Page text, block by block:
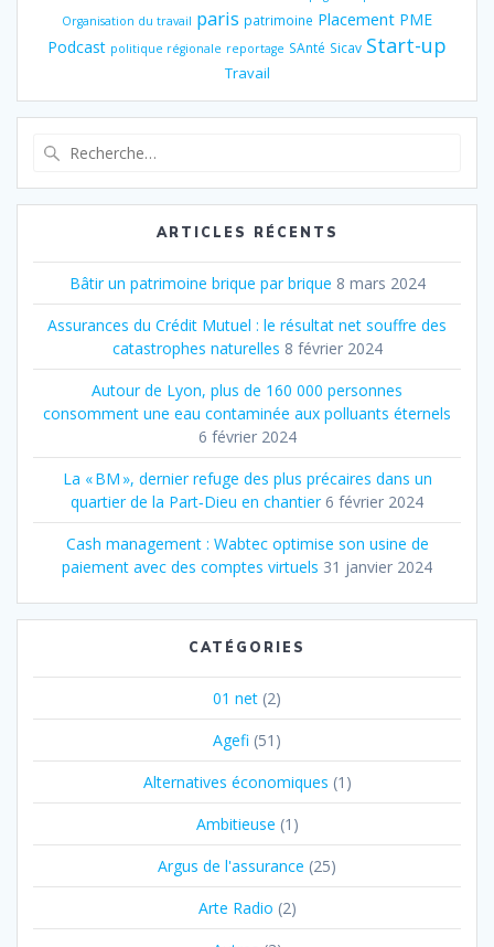
Organisation du travail paris patrimoine Placement PME
Podcast politique régionale reportage SAnté Sicav Start-up
Travail
:
ARTICLES RÉCENTS
Bâtir un patrimoine brique par brique 8 mars 2024
Assurances du Crédit Mutuel : le résultat net souffre des
catastrophes naturelles 8 février 2024
Autour de Lyon, plus de 160 000 personnes
consomment une eau contaminée aux polluants éternels
6 février 2024
La « BM », dernier refuge des plus précaires dans un
quartier de la Part‐Dieu en chantier 6 février 2024
Cash management : Wabtec optimise son usine de
paiement avec des comptes virtuels 31 janvier 2024
CATÉGORIES
01 net (2)
Agefi (51)
Alternatives économiques (1)
Ambitieuse (1)
Argus de l'assurance (25)
Arte Radio (2)